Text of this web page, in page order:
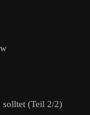
solltet (Teil 2/2)